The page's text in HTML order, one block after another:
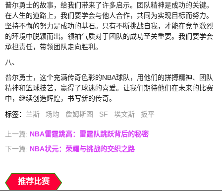
普尔勇士的故事，给我们带来了许多启示。团队精神是成功的关键。
在人生的道路上，我们要学会与他人合作，共同为实现目标而努力。
坚持不懈的努力是成功的基石。只有不断挑战自我，才能在竞争激烈
的环境中脱颖而出。领袖气质对于团队的成功至关重要。我们要学会
承担责任，带领团队走向胜利。
八、
普尔勇士，这个充满传奇色彩的NBA球队，用他们的拼搏精神、团队
精神和篮球技艺，赢得了球迷的喜爱。让我们期待他们在未来的比赛
中，继续创造辉煌，书写新的传奇。
标签： 兰斯 场均 詹姆斯图 SF 埃文斯 扳平
上一篇: NBA雷霆跳高：雷霆队跳跃背后的秘密
下一篇: NBA状元：荣耀与挑战的交织之路
推荐比赛